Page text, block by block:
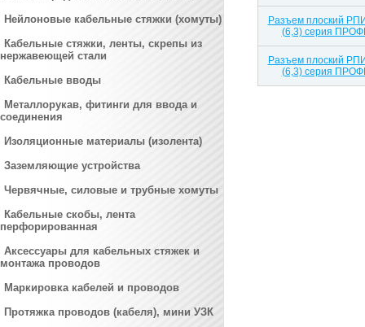
Нейлоновые кабельные стяжки (хомуты)
Кабельные стяжки, ленты, скрепы из
нержавеющей стали
Кабельные вводы
Металлорукав, фитинги для ввода и
соединения
Изоляционные материалы (изолента)
Заземляющие устройства
Червячные, силовые и трубные хомуты
Кабельные скобы, лента
перфорированная
Аксессуары для кабельных стяжек и
монтажа проводов
Маркировка кабелей и проводов
Протяжка проводов (кабеля), мини УЗК
Разъем плоский
(6,3) серия
Разъем плоский
(6,3) серия